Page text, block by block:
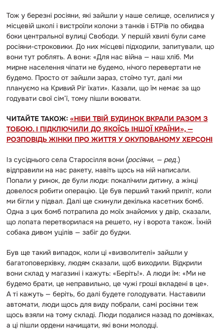
Тож у березні росіяни, які зайшли у наше селище, оселилися у
місцевій школі і вистроїли колони з танків і БТРів по обидва
боки центральної вулиці Свободи. У першій хвилі були саме
росіяни-строковики. До них місцеві підходили, запитували, що
вони тут роблять. А вони: «Для нас війна — наш хліб. Ми
мирне населення чіпати не будемо, нічого перевертати не
будемо. Просто от зайшли зараз, стоїмо тут, далі ми
плануємо на Кривий Ріг їхати». Казали, що їм немає за що
годувати свої сім’ї, тому пішли воювати.
ЧИТАЙТЕ ТАКОЖ: «НІБИ ТВІЙ БУДИНОК ВКРАЛИ РАЗОМ З
ТОБОЮ. І ПІДКЛЮЧИЛИ ДО ЯКОЇСЬ ІНШОЇ КРАЇНИ», —
РОЗПОВІДЬ ЖІНКИ ПРО ЖИТТЯ У ОКУПОВАНОМУ ХЕРСОНІ
Із сусіднього села Старосілля вони (росіяни, — ред.)
відправили на нас ракету, навіть щось на ній написали.
Попали у ринок, де були люди: покалічили дитину, а жінці
довелося робити операцію. Це був перший такий приліт, коли
ми бігли у підвал. Далі ще скинули декілька касетних бомб.
Одна з цих бомб потрапила до моїх знайомих у двір, сказали,
що лопата перетворилася на решето, ну і ворота також. Їхній
собака дивом уцілів — забіг до будки.
Був ще такий випадок, коли ці «визволителі» зайшли у
багатоповерхівку, людям сказали, щоб виходили. Відкрили
вони склад у магазині і кажуть: «Беріть!». А люди їм: «Ми не
будемо брати, це неправильно, це чужі гроші вкладені в це».
А ті кажуть — беріть, бо далі будете голодувати. Наставили
автомати, люди щось для виду побрали, самі росіяни теж
щось взяли на тому складі. Люди подалися назад по домівках,
а ці пішли ордени начищати, які вони молодці.